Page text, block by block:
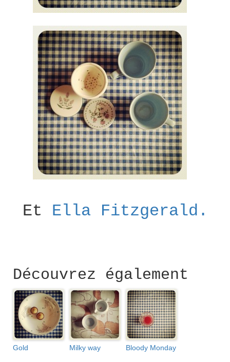
Et Ella Fitzgerald.
Découvrez également
Gold Milky way Bloody Monday